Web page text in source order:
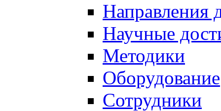
Направления
Научные
Методики
Оборудование
Сотрудники